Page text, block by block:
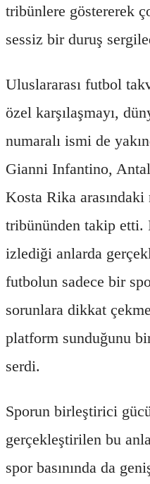
tribünlere göstererek
sessiz bir duruş
Uluslararası futbol
özel karşılaşmayı,
numaralı ismi de
Gianni Infantino,
Kosta Rika
tribününden takip etti.
izlediği anlarda
futbolun sadece bir
sorunlara dikkat
platform sunduğunu
serdi.
Sporun birleştirici
gerçekleştirilen bu
spor basınında da